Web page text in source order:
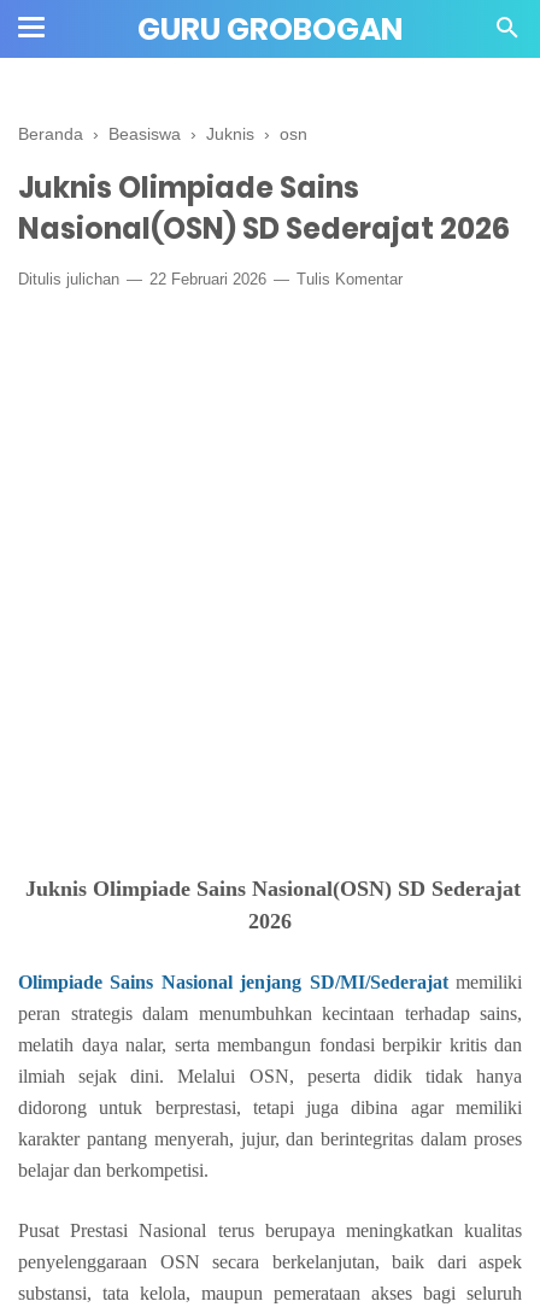
GURU GROBOGAN
Beranda › Beasiswa › Juknis › osn
Juknis Olimpiade Sains
Nasional(OSN) SD Sederajat 2026
Ditulis julichan 22 Februari 2026 Tulis Komentar
Juknis Olimpiade Sains Nasional(OSN) SD Sederajat
2026
Olimpiade Sains Nasional jenjang SD/MI/Sederajatmemiliki
peran strategis dalam menumbuhkan kecintaan terhadap sains,
melatih daya nalar, serta membangun fondasi berpikir kritis dan
ilmiah sejak dini. Melalui OSN, peserta didik tidak hanya
didorong untuk berprestasi, tetapi juga dibina agar memiliki
karakter pantang menyerah, jujur, dan berintegritas dalam proses
belajar dan berkompetisi.
Pusat Prestasi Nasional terus berupaya meningkatkan kualitas
penyelenggaraan OSN secara berkelanjutan, baik dari aspek
substansi, tata kelola, maupun pemerataan akses bagi seluruh